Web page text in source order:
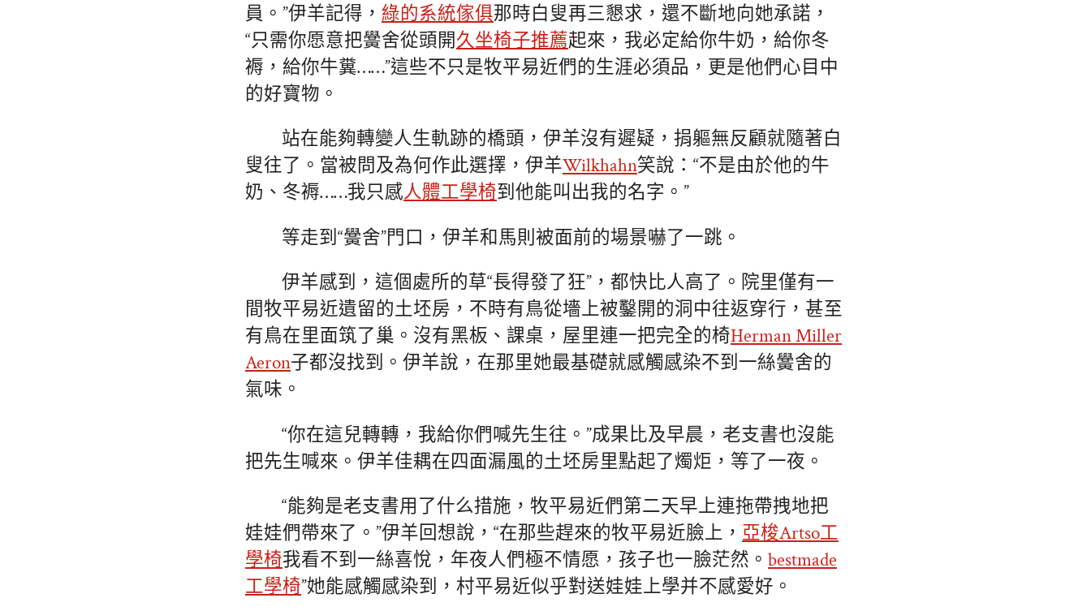
員。”伊羊記得， 綠的系統傢俱那時白叟再三懇求，還不斷地向她承諾，
“只需你愿意把黌舍從頭開久坐椅子推薦起來，我必定給你牛奶，給你冬
褥，給你牛糞……”這些不只是牧平易近們的生涯必須品，更是他們心目中
的好寶物。
站在能夠轉變人生軌跡的橋頭，伊羊沒有遲疑，捐軀無反顧就隨著白
叟往了。當被問及為何作此選擇，伊羊Wilkhahn笑說：“不是由於他的牛
奶、冬褥……我只感人體工學椅到他能叫出我的名字。”
等走到“黌舍”門口，伊羊和馬則被面前的場景嚇了一跳。
伊羊感到，這個處所的草“長得發了狂”，都快比人高了。院里僅有一
間牧平易近遺留的土坯房，不時有鳥從墻上被鑿開的洞中往返穿行，甚至
有鳥在里面筑了巢。沒有黑板、課桌，屋里連一把完全的椅Herman Miller
Aeron子都沒找到。伊羊說，在那里她最基礎就感觸感染不到一絲黌舍的
氣味。
“你在這兒轉轉，我給你們喊先生往。”成果比及早晨，老支書也沒能
把先生喊來。伊羊佳耦在四面漏風的土坯房里點起了燭炬，等了一夜。
“能夠是老支書用了什么措施，牧平易近們第二天早上連拖帶拽地把
娃娃們帶來了。”伊羊回想說，“在那些趕來的牧平易近臉上， 亞梭Artso工
學椅我看不到一絲喜悅，年夜人們極不情愿，孩子也一臉茫然。 bestmade
工學椅”她能感觸感染到，村平易近似乎對送娃娃上學并不感愛好。